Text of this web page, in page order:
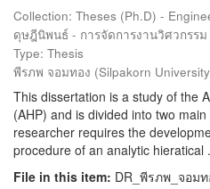
Collection: Theses (Ph.D) -
ดุษฎีนิพนธ์ - การจัดการงานวิศวกรรม
Type: Thesis
พีรภพ จอมทอง (Silpakorn University
This dissertation is a study of the
(AHP) and is divided into two
researcher requires the
procedure of an analytic hieratical
File in this item: DR_พีรภพ_จอม